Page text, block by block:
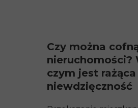
Czy można
nieruchomości?
czym jest rażąca
niewdzięczność